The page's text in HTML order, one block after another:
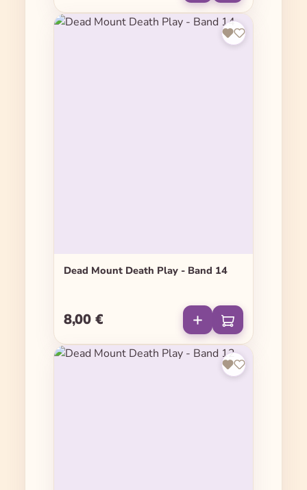
Dead Mount Death Play - Band 14
Regulärer Preis:
8,00 €